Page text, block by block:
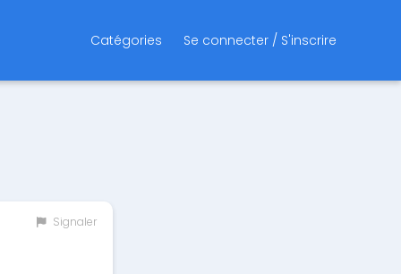
Catégories Se connecter / S'inscrire
Signaler